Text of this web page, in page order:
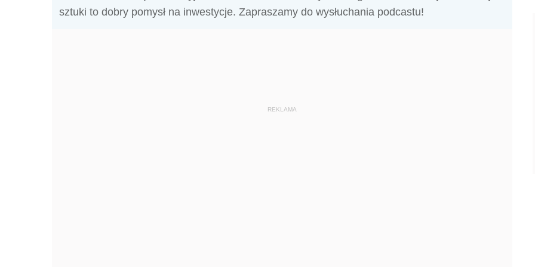
sztuki to dobry pomysł na inwestycje. Zapraszamy do wysłuchania podcastu!
REKLAMA